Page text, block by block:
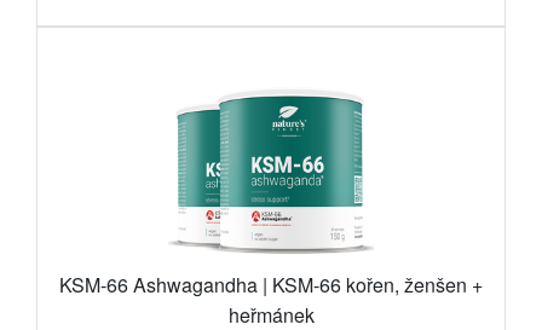
KSM-66 Ashwagandha | KSM-66 kořen, ženšen +
heřmánek